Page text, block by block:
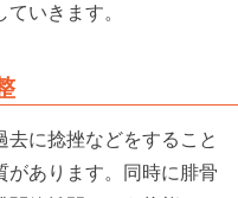
いきます。
去に捻挫などをすること
があります。同時に腓骨